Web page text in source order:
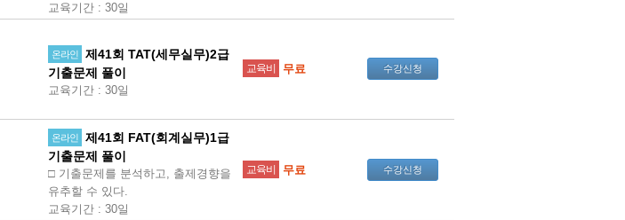
교육기간 : 30일
온라인
제41회 TAT(세무실무)2급
기출문제 풀이
교육기간 : 30일
교육비 무료 수강신청
온라인
제41회 FAT(회계실무)1급
기출문제 풀이
□ 기출문제를 분석하고, 출제경향을
유추할 수 있다.
교육기간 : 30일
교육비 무료 수강신청